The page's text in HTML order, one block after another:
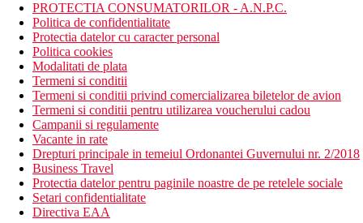
PROTECTIA CONSUMATORILOR - A.N.P.C.
Politica de confidentialitate
Protectia datelor cu caracter personal
Politica cookies
Modalitati de plata
Termeni si conditii
Termeni si conditii privind comercializarea biletelor de avion
Termeni si conditii pentru utilizarea voucherului cadou
Campanii si regulamente
Vacante in rate
Drepturi principale in temeiul Ordonantei Guvernului nr. 2/2018
Business Travel
Protectia datelor pentru paginile noastre de pe retelele sociale
Setari confidentialitate
Directiva EAA